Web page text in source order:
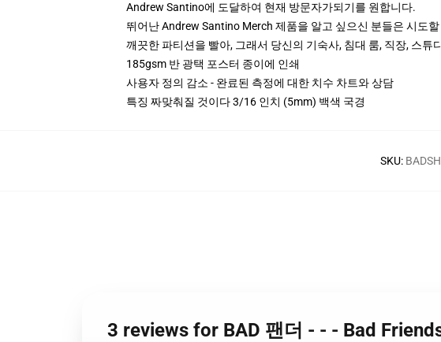
Andrew Santino에 도달하여 현재 방문자가되기를 원합니다.
뛰어난 Andrew Santino Merch 제품을 알고 싶으신 분들은 시도
깨끗한 파티션을 빨아, 그래서 당신의 기숙사, 침대 룸, 직장, 스튜
185gsm 반 광택 포스터 종이에 인쇄
사용자 정의 감소 - 완료된 측정에 대한 치수 차트와 상담
특징 짜맞춰질 것이다 3/16 인치 (5mm) 백색 국경
SKU:
3 reviews for BAD 팬더 - - - Bad